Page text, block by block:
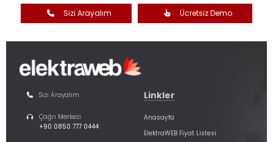
Sizi Arayalım Ücretsiz Demo
Sizi Arayalım
Çağrı Merkezi
+90 0850 777 0444
Linkler
Anasayfa
ElektraWEB Fiyat Listesi